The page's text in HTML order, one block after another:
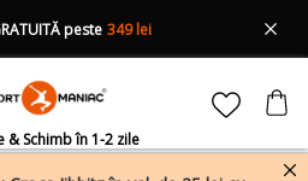
& Schimb în 1-2 zile
peste 349 lei